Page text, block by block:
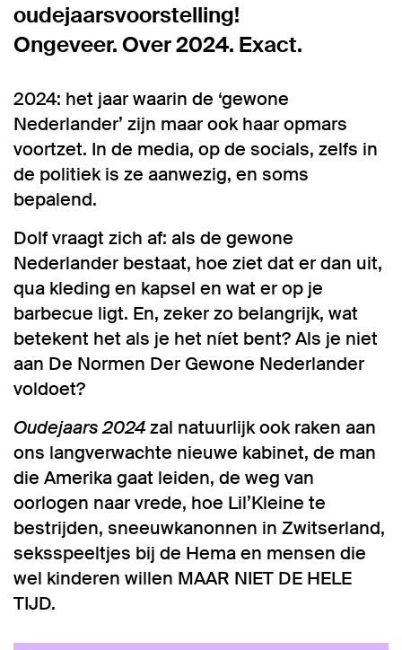
oudejaarsvoorstelling!
Ongeveer. Over 2024. Exact.
2024: het jaar waarin de ‘gewone
Nederlander’ zijn maar ook haar opmars
voortzet. In de media, op de socials, zelfs in
de politiek is ze aanwezig, en soms
bepalend.
Dolf vraagt zich af: als de gewone
Nederlander bestaat, hoe ziet dat er dan uit,
qua kleding en kapsel en wat er op je
barbecue ligt. En, zeker zo belangrijk, wat
betekent het als je het níet bent? Als je niet
aan De Normen Der Gewone Nederlander
voldoet?
Oudejaars 2024zal natuurlijk ook raken aan
ons langverwachte nieuwe kabinet, de man
die Amerika gaat leiden, de weg van
oorlogen naar vrede, hoe Lil’Kleine te
bestrijden, sneeuwkanonnen in Zwitserland,
seksspeeltjes bij de Hema en mensen die
wel kinderen willen MAAR NIET DE HELE
TIJD.